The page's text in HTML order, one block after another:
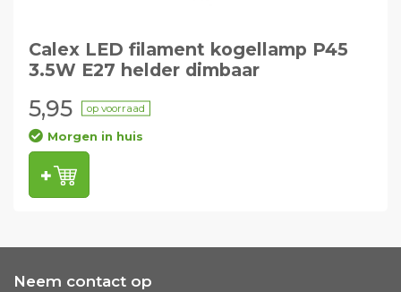
Calex LED filament kogellamp P45
3.5W E27 helder dimbaar
5,95 op voorraad
Morgen in huis
Neem contact op